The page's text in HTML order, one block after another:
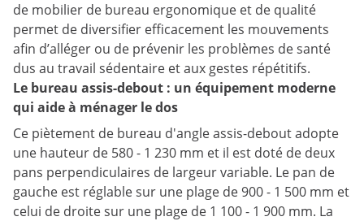
de mobilier de bureau ergonomique et de qualité
permet de diversifier efficacement les mouvements
afin d’alléger ou de prévenir les problèmes de santé
dus au travail sédentaire et aux gestes répétitifs.
Le bureau assis-debout : un équipement moderne
qui aide à ménager le dos
Ce piètement de bureau d'angle assis-debout adopte
une hauteur de 580 - 1 230 mm et il est doté de deux
pans perpendiculaires de largeur variable. Le pan de
gauche est réglable sur une plage de 900 - 1 500 mm et
celui de droite sur une plage de 1 100 - 1 900 mm. La